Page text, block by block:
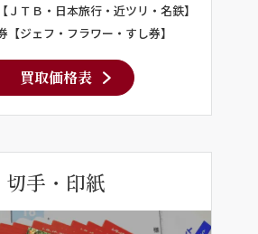
ＪＴＢ・日本旅行・近ツリ・名鉄】
【ジェフ・フラワー・すし券】
買取価格表
切手・印紙